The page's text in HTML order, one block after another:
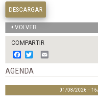
DESCARGAR
VOLVER
COMPARTIR
F
a
c
e
b
o
w
i
t
t
e
m
i
l
AGENDA
01/08/2026 -